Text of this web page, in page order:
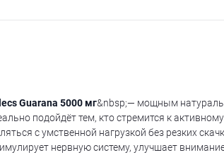
Guarana 5000 мг&nbsp;— мощным
подойдёт тем, кто стремится к
с умственной нагрузкой без резких
нервную систему, улучшает